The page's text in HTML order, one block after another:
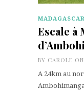
MADAGASCAR
Escale à
BY CAROLE
A 24km au